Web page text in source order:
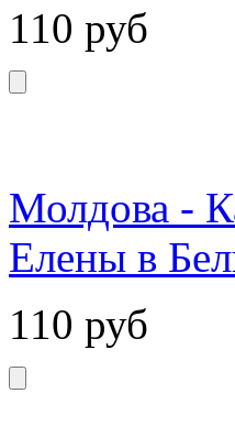
110 руб
Молдова -
Елены в
110 руб